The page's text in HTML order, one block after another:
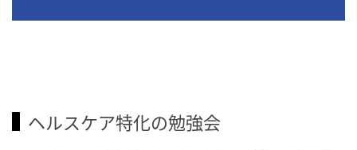
ヘルスケア特化の勉強会